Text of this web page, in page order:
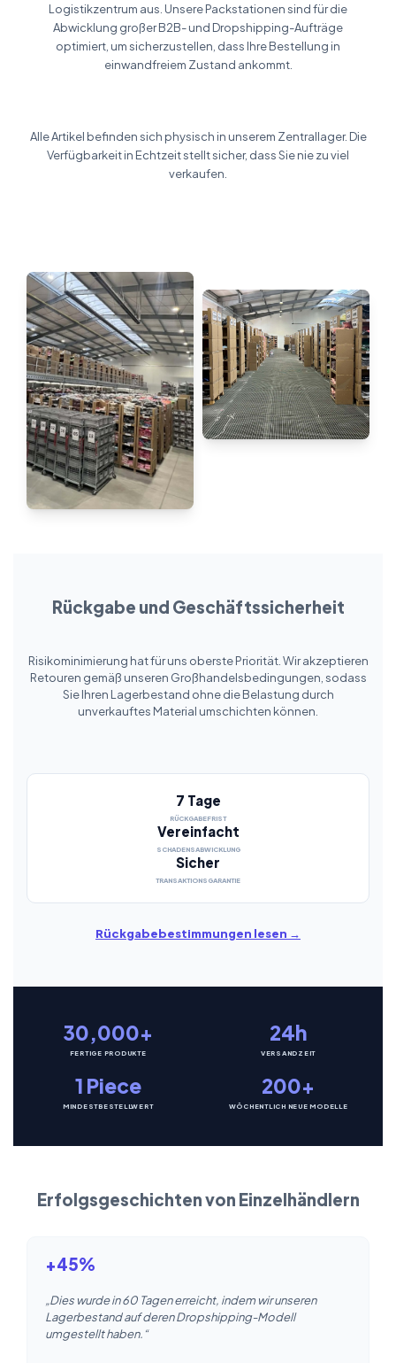
Logistikzentrum aus. Unsere Packstationen sind für die
Abwicklung großer B2B- und Dropshipping-Aufträge
optimiert, um sicherzustellen, dass Ihre Bestellung in
einwandfreiem Zustand ankommt.
Alle Artikel befinden sich physisch in unserem Zentrallager. Die
Verfügbarkeit in Echtzeit stellt sicher, dass Sie nie zu viel
verkaufen.
Rückgabe und Geschäftssicherheit
Risikominimierung hat für uns oberste Priorität. Wir akzeptieren
Retouren gemäß unseren Großhandelsbedingungen, sodass
Sie Ihren Lagerbestand ohne die Belastung durch
unverkauftes Material umschichten können.
7 Tage
RÜCKGABEFRIST
Vereinfacht
SCHADENSABWICKLUNG
Sicher
TRANSAKTIONSGARANTIE
Rückgabebestimmungen lesen →
30,000+
FERTIGE PRODUKTE
24h
VERSANDZEIT
1 Piece
MINDESTBESTELLWERT
200+
WÖCHENTLICH NEUE MODELLE
Erfolgsgeschichten von Einzelhändlern
+45%
„Dies wurde in 60 Tagen erreicht, indem wir unseren
Lagerbestand auf deren Dropshipping-Modell
umgestellt haben.“